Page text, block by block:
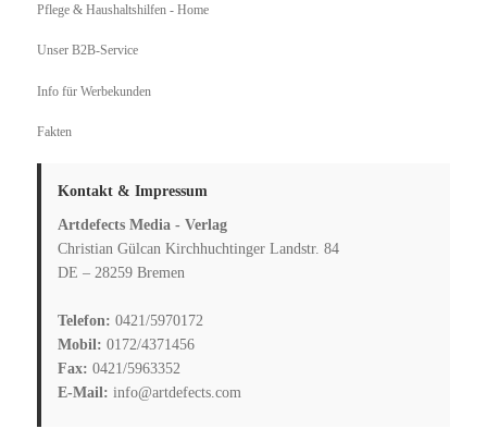
Pflege & Haushaltshilfen - Home
Unser B2B-Service
Info für Werbekunden
Fakten
Kontakt & Impressum
Artdefects Media - Verlag
Christian Gülcan Kirchhuchtinger Landstr. 84
DE – 28259 Bremen
Telefon: 0421/5970172
Mobil: 0172/4371456
Fax: 0421/5963352
E-Mail: info@artdefects.com